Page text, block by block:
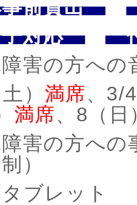
前貸出
対応
害の方への
） 満席、3/
満席、8（日
障害の方へ
）
ブレット